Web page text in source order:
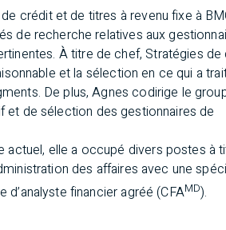
crédit et de titres à revenu fixe à
de recherche relatives aux
À titre de chef, Stratégies
et la sélection en ce qui a
De plus, Agnes codirige le
et de sélection des gestionnaires de
actuel, elle a occupé divers postes à
des affaires avec une
financier agréé (CFAMD).